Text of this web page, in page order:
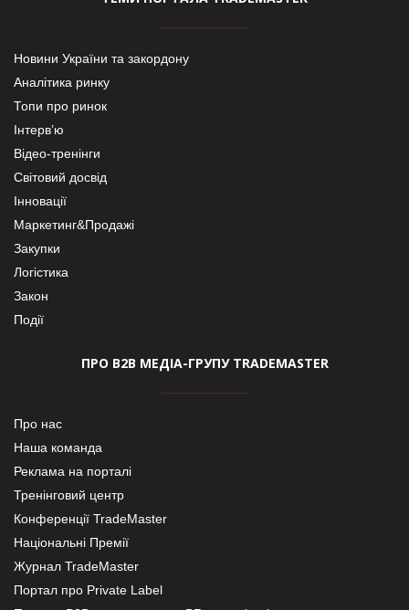
Новини України та закордону
Аналітика ринку
Топи про ринок
Інтерв’ю
Відео-тренінги
Світовий досвід
Інновації
Маркетинг&Продажі
Закупки
Логістика
Закон
Події
ПРО В2В МЕДІА-ГРУПУ TRADEMASTER
Про нас
Наша команда
Реклама на порталі
Тренінговий центр
Конференції TradeMaster
Національні Премії
Журнал TradeMaster
Портал про Private Label